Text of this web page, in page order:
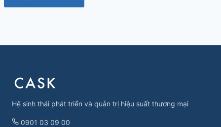
Hệ sinh thái phát triển và quản trị hiệu suất thương mại
0901 03 09 00